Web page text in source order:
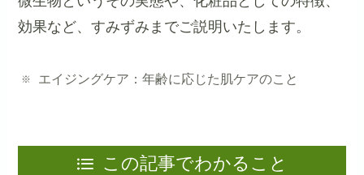
効果など、すみずみまでご説明いたします。
エイジングケア：年齢に応じた肌ケアのこと
この記事でわかること